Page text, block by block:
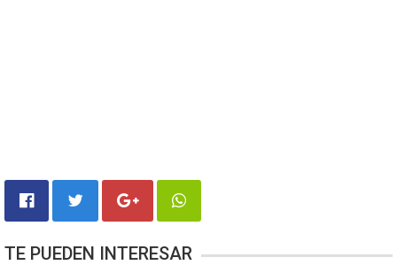
TE PUEDEN INTERESAR